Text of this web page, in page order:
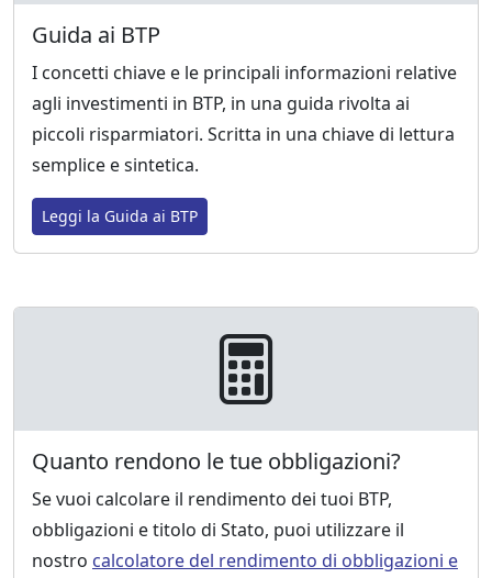
Guida ai BTP
I concetti chiave e le principali informazioni relative
agli investimenti in BTP, in una guida rivolta ai
piccoli risparmiatori. Scritta in una chiave di lettura
semplice e sintetica.
Leggi la Guida ai BTP
Quanto rendono le tue obbligazioni?
Se vuoi calcolare il rendimento dei tuoi BTP,
obbligazioni e titolo di Stato, puoi utilizzare il
nostro calcolatore del rendimento di obbligazioni e